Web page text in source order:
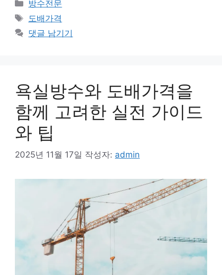
테
리
방수전문
태
그
도배가격
댓글 남기기
욕실방수와 도배가격을
함께 고려한 실전 가이드
와 팁
2025년 11월 17일 작성자: admin